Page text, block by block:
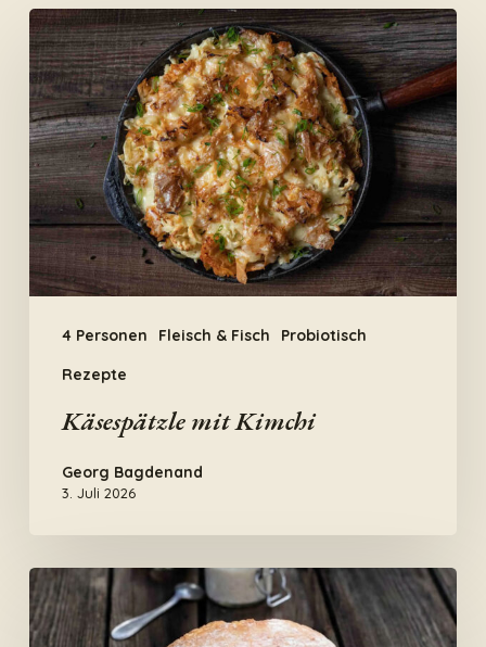
4 Personen Fleisch & Fisch
Probiotisch
Rezepte
Käsespätzle
mit
Kimchi
Käsespätzle mit Kimchi
Georg Bagdenand
3. Juli 2026
Probiotisches
Fischbrötchen